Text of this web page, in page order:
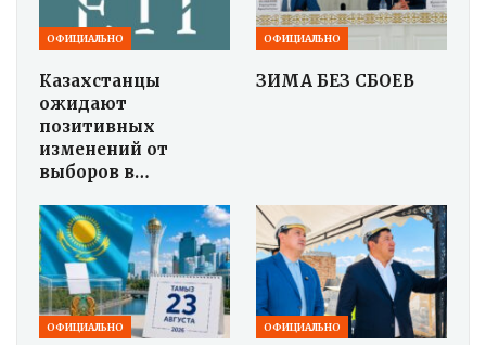
ОФИЦИАЛЬНО
Казахстанцы
ожидают
позитивных
изменений от
выборов в…
ОФИЦИАЛЬНО
ЗИМА БЕЗ СБОЕВ
ОФИЦИАЛЬНО ОФИЦИАЛЬНО